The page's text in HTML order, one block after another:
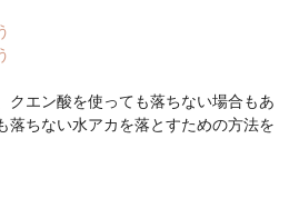
クエン酸を使っても落ちない場合もあ
落ちない水アカを落とすための方法を